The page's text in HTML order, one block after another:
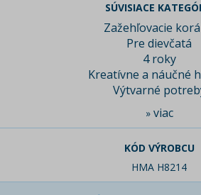
SÚVISIACE
Zažehľovacie
Pre dievčatá
4 roky
Kreatívne a náučné
Výtvarné
» viac
KÓD VÝROBCU
HMA H8214